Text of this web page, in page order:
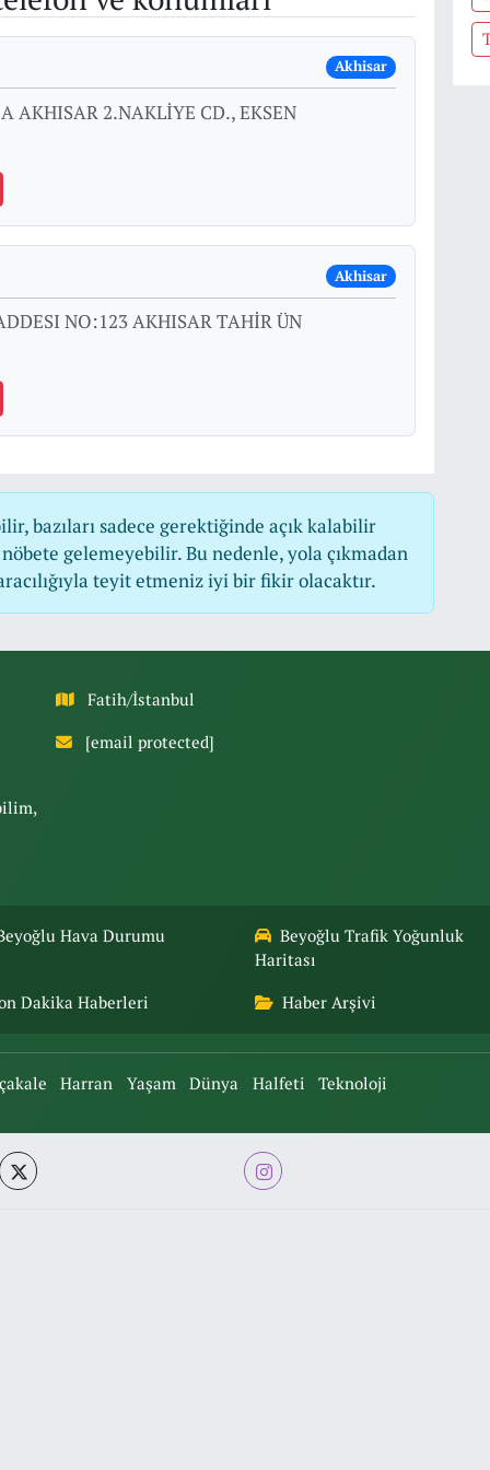
Akhisar
AKHISAR 2.NAKLİYE CD., EKSEN
Akhisar
NO:123 AKHISAR TAHİR ÜN
bazıları sadece gerektiğinde açık kalabilir
gelemeyebilir. Bu nedenle, yola çıkmadan
teyit etmeniz iyi bir fikir olacaktır.
Fatih/İstanbul
[email protected]
Hava Durumu
Beyoğlu Trafik Yoğunluk
Haritası
Dakika Haberleri Haber Arşivi
Harran Yaşam Dünya Halfeti Teknoloji